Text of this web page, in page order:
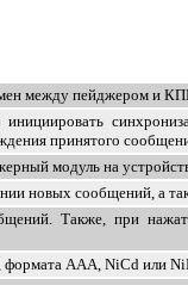
между пейджером и
принятого
модуль на
новых сообщений, а
Также, при
формата AAA, NiCd или